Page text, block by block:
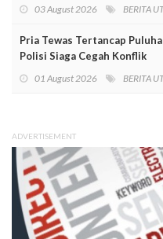
03 August 2026 BERITA
Pria Tewas Tertancap
Polisi Siaga Cegah Konflik
01 August 2026 BERITA
ADVERTISEMENT